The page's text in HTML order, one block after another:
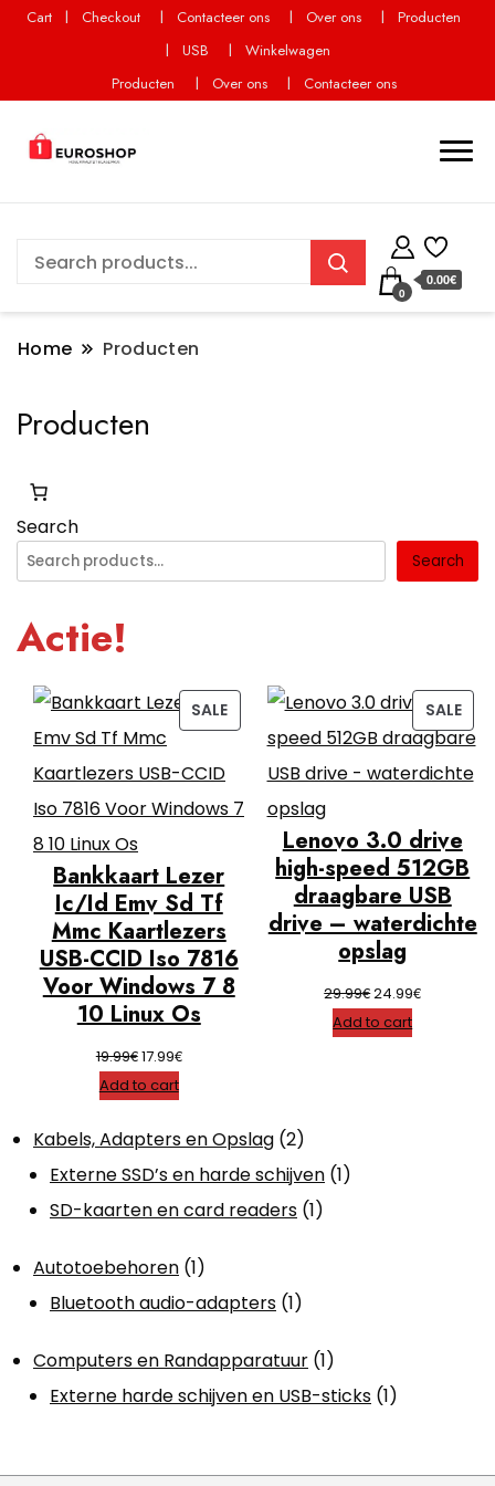
Cart Checkout Contacteer ons Over ons
Producten
USB
Winkelwagen
Producten
Over ons Contacteer ons
0
0.00€
Home Producten
Producten
Search
Search
Actie!
SALEPRODUCT
Bankkaart Lezer
Ic/Id Emv Sd Tf
Mmc Kaartlezers
USB-CCID Iso 7816
Voor Windows 7 8
10 Linux Os
19.99€Original
price
19.99€.
17.99€Current
17.99€.
Add to cart
SALE
ON
Lenovo 3.0 drive
high-speed 512GB
draagbare USB
drive – waterdichte
opslag
29.99€Original
price
24.99€Current
Add to cart
Kabels, Adapters en Opslag 22
products
Externe SSD’s en harde schijven 11
SD-kaarten en card readers 11
Autotoebehoren 11
product
Bluetooth audio-adapters 11
Computers en Randapparatuur 11
product
Externe harde schijven en USB-sticks 11